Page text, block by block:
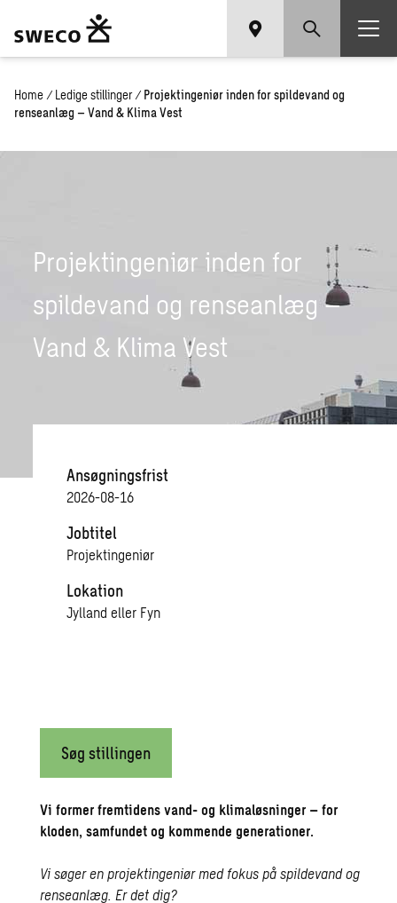
Home / Ledige stillinger / Projektingeniør inden for spildevand og
renseanlæg – Vand & Klima Vest
Projektingeniør inden for
spildevand og renseanlæg –
Vand & Klima Vest
Ansøgningsfrist
2026-08-16
Jobtitel
Projektingeniør
Lokation
Jylland eller Fyn
Søg stillingen
Vi former fremtidens vand- og klimaløsninger – for
kloden, samfundet og kommende generationer.
Vi søger en projektingeniør med fokus på spildevand og
renseanlæg. Er det dig?